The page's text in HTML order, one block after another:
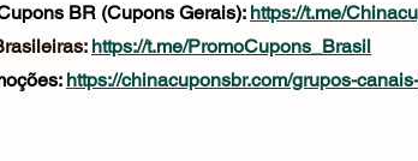
BR (Cupons Gerais): https://t.me/
https://t.me/PromoCupons_Brasil
https://chinacuponsbr.com/grupos-